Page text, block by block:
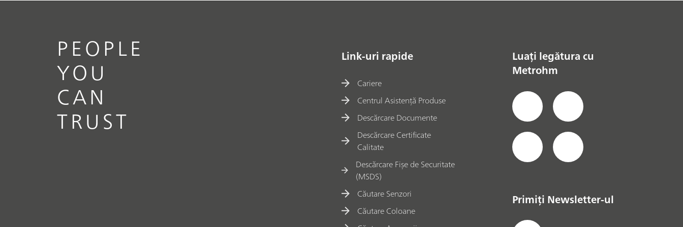
PEOPLE
YOU
CAN
TRUST
Link-uri rapide
Cariere
Centrul Asistență Produse
Descărcare Documente
Descărcare Certificate
Calitate
Descărcare Fișe de Securitate
(MSDS)
Căutare Senzori
Căutare Coloane
Luați legătura cu
Metrohm
Primiți Newsletter-ul